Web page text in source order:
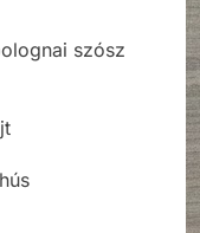
szósz